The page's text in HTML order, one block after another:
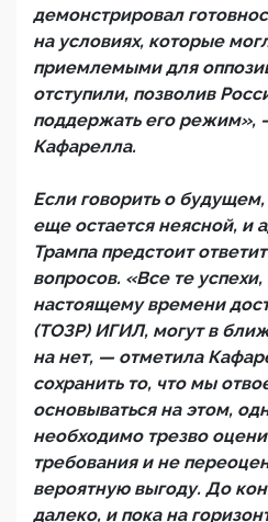
демонстрировал
на условиях, которые
приемлемыми для
отступили, позволив
поддержать его режим»,
Кафарелла.
Если говорить о
еще остается неясной, и
Трампа предстоит
вопросов. «Все те
настоящему времени
(ТОЗР) ИГИЛ, могут в
на нет, — отметила
сохранить то, что мы
основываться на этом,
необходимо трезво
требования и не
вероятную выгоду. До
далеко, и пока на